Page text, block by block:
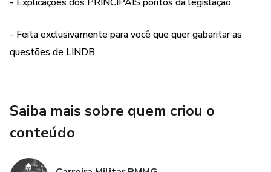
- ⬇️ ACESSE O INSTAGRAM ⬇️
- Feita exclusivamente para você que quer gabaritar as
questões de LINDB
Saiba mais sobre quem criou o
conteúdo